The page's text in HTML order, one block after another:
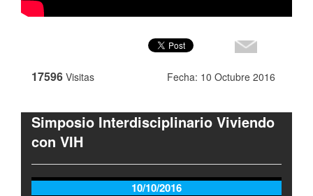
17596 Visitas Fecha: 10 Octubre 2016
Simposio Interdisciplinario Viviendo
con VIH
10/10/2016